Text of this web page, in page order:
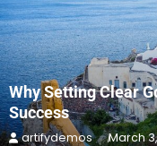
Why Setting Clear
Success
artifydemos March